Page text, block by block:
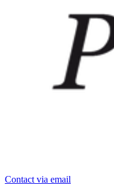
Contact via email